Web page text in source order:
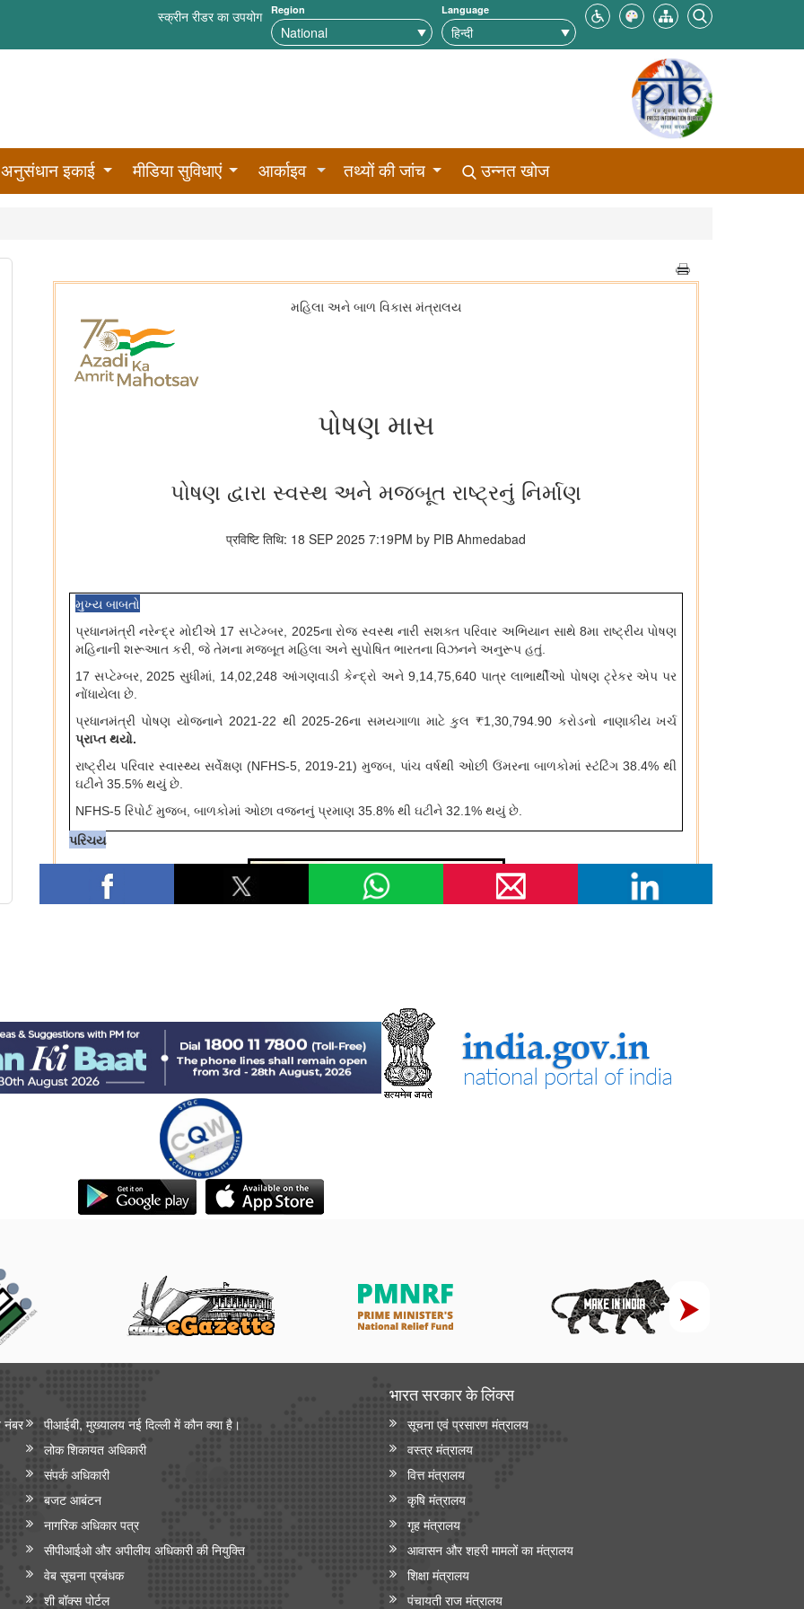
स्क्रीन रीडर का उपयोग Region Language
अनुसंधान इकाई मीडिया सुविधाएं आर्काइव तथ्यों की जांच उन्नत खोज
नंबर
पीआईबी, मुख्यालय नई दिल्ली में कौन क्या है।
लोक शिकायत अधिकारी
संपर्क अधिकारी
बजट आबंटन
नागरिक अधिकार पत्र
सीपीआईओ और अपी‍लीय अधिकारी की नियुक्ति
वेब सूचना प्रबंधक
शी बॉक्स पोर्टल
भारत सरकार के लिंक्‍स
सूचना एवं प्रसारण मंत्रालय
वस्त्र मंत्रालय
वित्त मंत्रालय
कृषि मंत्रालय
गृह मंत्रालय
आवासन और शहरी मामलों का मंत्रालय
शिक्षा मंत्रालय
पंचायती राज मंत्रालय